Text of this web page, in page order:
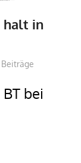
halt in
bei